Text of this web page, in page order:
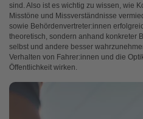
sind. Also ist es wichtig zu wissen, wie
Misstöne und Missverständnisse
sowie Behördenvertreter:innen
theoretisch, sondern anhand konkreter
selbst und andere besser
Verhalten von Fahrer:innen und die
Öffentlichkeit wirken.